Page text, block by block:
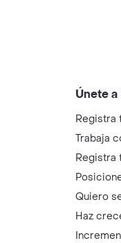
Únete a
Registra
Trabaja
Registra
Quiero
Haz